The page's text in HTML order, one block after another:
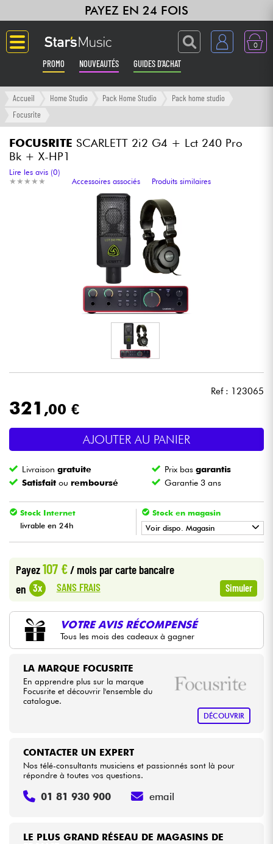
PAYEZ EN 24 FOIS
0
PROMO NOUVEAUTÉS GUIDES D'ACHAT
Langue
Amplis & Effets
Synthés & Sampleurs
Micros & HF
Eclairage
Batteries & Percu
Vents
Violons & Quatuor
Eveil Musical
Câbles & Access.
Packs
Voir nos marques
Accueil Home Studio Pack Home Studio
Pack home studio
Focusrite
FOCUSRITE SCARLETT 2i2 G4 + Lct 240 Pro
Bk + X-HP1
★ ★ ★ ★ ★
★ ★ ★ ★ ★
Lire les avis (0)
Accessoires associés
Produits similaires
Ref : 123065
321 ,00 €
AJOUTER AU PANIER
Livraisongratuite Prix basgarantis
Satisfait ou remboursé Garantie 3 ans
Stock Internet
livrable en 24h
Stock en magasin
Voir dispo. Magasin
•
•
• Star SMusicTOULOUSE
Payez107 €/ mois par carte bancaire
en 3x SANS FRAIS Simuler
VOTRE AVIS RÉCOMPENSÉ
Tous les mois des cadeaux à gagner
LA MARQUE FOCUSRITE
En apprendre plus sur la marque
Focusrite et découvrir l'ensemble du
catalogue.
DÉCOUVRIR
LE PLUS GRAND RÉSEAU DE MAGASINS DE
CONTACTER UN EXPERT
Nos télé-consultants musiciens et passionnés sont là pour
répondre à toutes vos questions.
01 81 930 900 email